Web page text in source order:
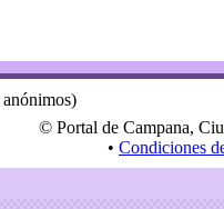
© Portal de Campana,
• Condiciones